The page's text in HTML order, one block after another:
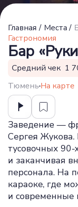
Главная / Места /
Гастрономия
Бар
Средний чек 1
Тюмень На карте
Заведение —
Сергея
тусовочных 90-
и заканчивая
персонала. На
караоке, где
и современные